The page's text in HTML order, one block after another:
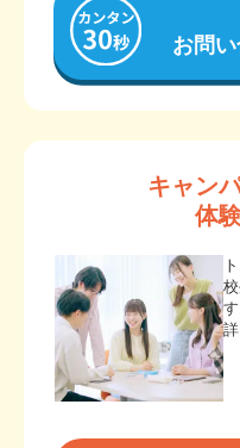
お問い
キャン
体
す